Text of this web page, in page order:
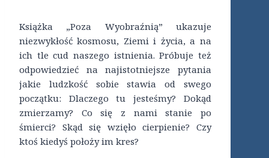
Książka „Poza Wyobraźnią” ukazuje
niezwykłość kosmosu, Ziemi i życia, a na
ich tle cud naszego istnienia. Próbuje też
odpowiedzieć na najistotniejsze pytania
jakie ludzkość sobie stawia od swego
początku: Dlaczego tu jesteśmy? Dokąd
zmierzamy? Co się z nami stanie po
śmierci? Skąd się wzięło cierpienie? Czy
ktoś kiedyś położy im kres?